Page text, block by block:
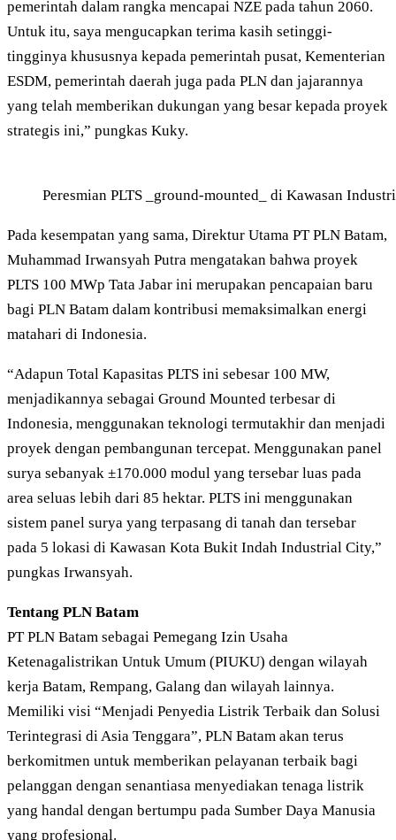
pemerintah dalam rangka mencapai NZE pada tahun 2060.
Untuk itu, saya mengucapkan terima kasih setinggi-
tingginya khususnya kepada pemerintah pusat, Kementerian
ESDM, pemerintah daerah juga pada PLN dan jajarannya
yang telah memberikan dukungan yang besar kepada proyek
strategis ini,” pungkas Kuky.
Peresmian PLTS _ground-mounted_ di Kawasan
Pada kesempatan yang sama, Direktur Utama PT PLN Batam,
Muhammad Irwansyah Putra mengatakan bahwa proyek
PLTS 100 MWp Tata Jabar ini merupakan pencapaian baru
bagi PLN Batam dalam kontribusi memaksimalkan energi
matahari di Indonesia.
“Adapun Total Kapasitas PLTS ini sebesar 100 MW,
menjadikannya sebagai Ground Mounted terbesar di
Indonesia, menggunakan teknologi termutakhir dan menjadi
proyek dengan pembangunan tercepat. Menggunakan panel
surya sebanyak ±170.000 modul yang tersebar luas pada
area seluas lebih dari 85 hektar. PLTS ini menggunakan
sistem panel surya yang terpasang di tanah dan tersebar
pada 5 lokasi di Kawasan Kota Bukit Indah Industrial City,”
pungkas Irwansyah.
Tentang PLN Batam
PT PLN Batam sebagai Pemegang Izin Usaha
Ketenagalistrikan Untuk Umum (PIUKU) dengan wilayah
kerja Batam, Rempang, Galang dan wilayah lainnya.
Memiliki visi “Menjadi Penyedia Listrik Terbaik dan Solusi
Terintegrasi di Asia Tenggara”, PLN Batam akan terus
berkomitmen untuk memberikan pelayanan terbaik bagi
pelanggan dengan senantiasa menyediakan tenaga listrik
yang handal dengan bertumpu pada Sumber Daya Manusia
yang profesional.